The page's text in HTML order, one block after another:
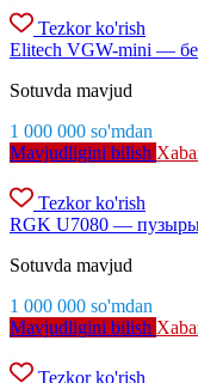
Tezkor ko'rish
Elitech VGW-mini —
Sotuvda mavjud
1 000 000 so'mdan
Mavjudligini bilish
Tezkor ko'rish
RGK U7080 —
Sotuvda mavjud
1 000 000 so'mdan
Mavjudligini bilish
Tezkor ko'rish